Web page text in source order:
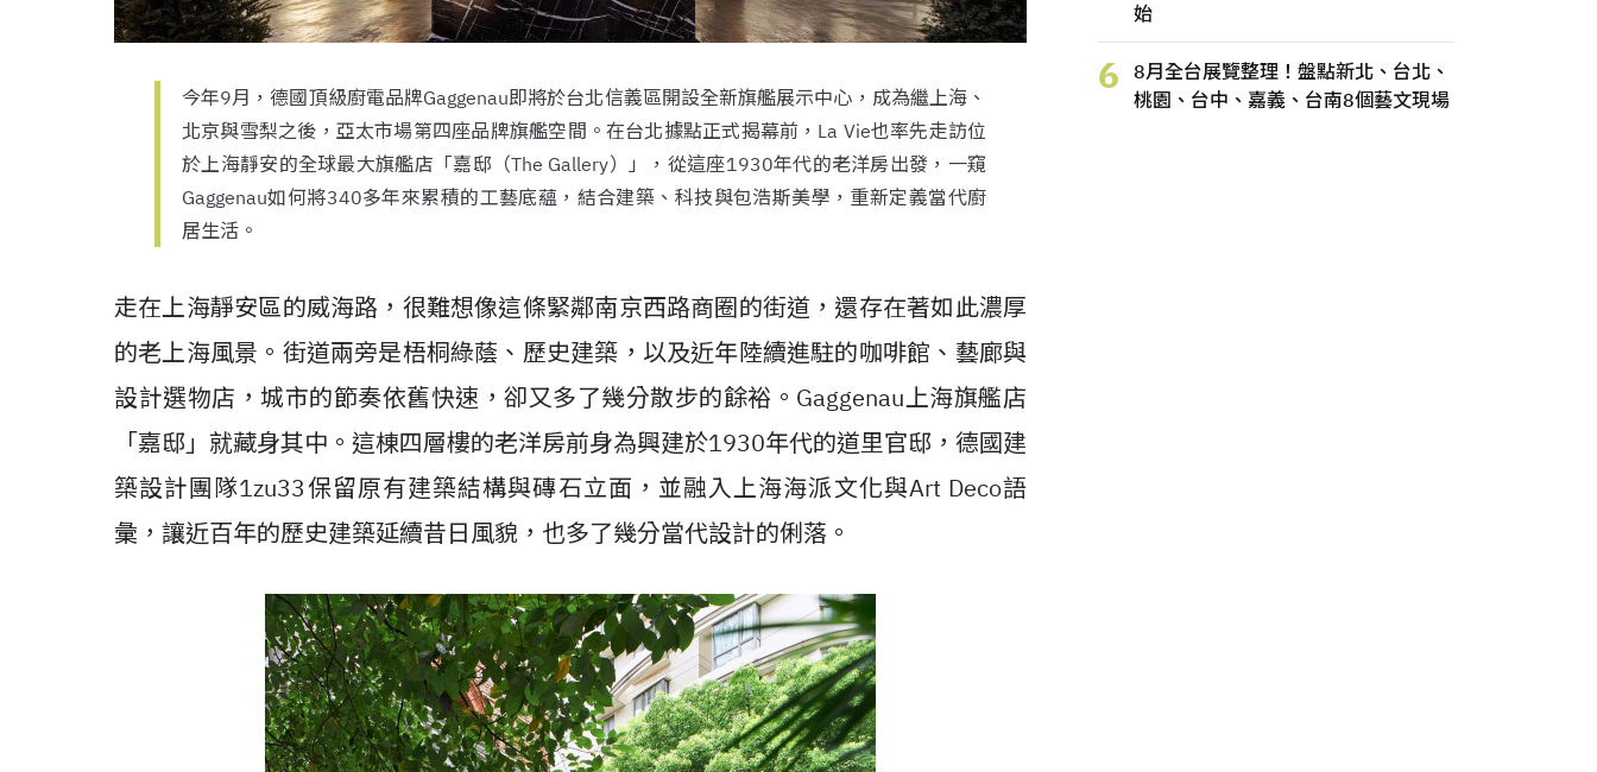
今年9月，德國頂級廚電品牌Gaggenau即將於台北信義區開設全新旗艦展示中心，成為繼上海、
北京與雪梨之後，亞太市場第四座品牌旗艦空間。在台北據點正式揭幕前，La Vie也率先走訪位
於上海靜安的全球最大旗艦店「嘉邸（The Gallery）」，從這座1930年代的老洋房出發，一窺
Gaggenau如何將340多年來累積的工藝底蘊，結合建築、科技與包浩斯美學，重新定義當代廚
居生活。
走在上海靜安區的威海路，很難想像這條緊鄰南京西路商圈的街道，還存在著如此濃厚
的老上海風景。街道兩旁是梧桐綠蔭、歷史建築，以及近年陸續進駐的咖啡館、藝廊與
設計選物店，城市的節奏依舊快速，卻又多了幾分散步的餘裕。Gaggenau上海旗艦店
「嘉邸」就藏身其中。這棟四層樓的老洋房前身為興建於1930年代的道里官邸，德國建
築設計團隊1zu33保留原有建築結構與磚石立面，並融入上海海派文化與Art Deco語
彙，讓近百年的歷史建築延續昔日風貌，也多了幾分當代設計的俐落。
始
6
8月全台展覽整理！盤點新北、台北、
桃園、台中、嘉義、台南8個藝文現場